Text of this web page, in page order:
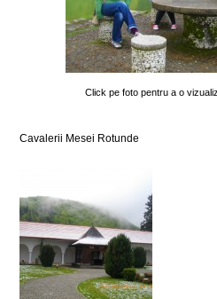
Click pe foto pentru a o
Cavalerii Mesei Rotunde